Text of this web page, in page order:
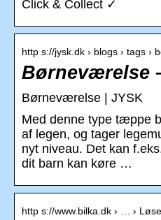
Click & Collect ✓
http s://jysk.dk › blogs › tags ›
Børneværelse
Børneværelse | JYSK
Med denne type tæppe
af legen, og tager
nyt niveau. Det kan
dit barn kan køre …
http s://www.bilka.dk › … ›